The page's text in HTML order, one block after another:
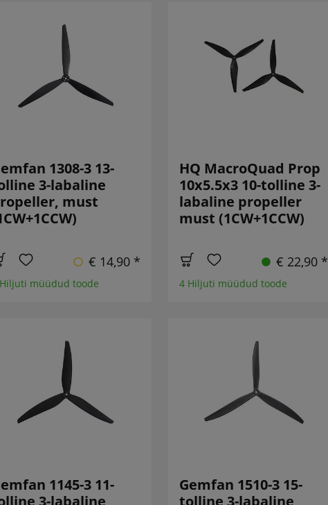
1308-3 13-
3-labaline
must
€ 14,90 *
müüdud toode
HQ MacroQuad Prop
10x5.5x3 10-tolline 3-
labaline propeller
must (1CW+1CCW)
€ 22,90 *
4 Hiljuti müüdud toode
1145-3 11-
Gemfan 1510-3 15-